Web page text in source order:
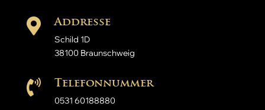
 Addresse
Schild 1D
38100 Braunschweig
 Telefonnummer
0531 60188880